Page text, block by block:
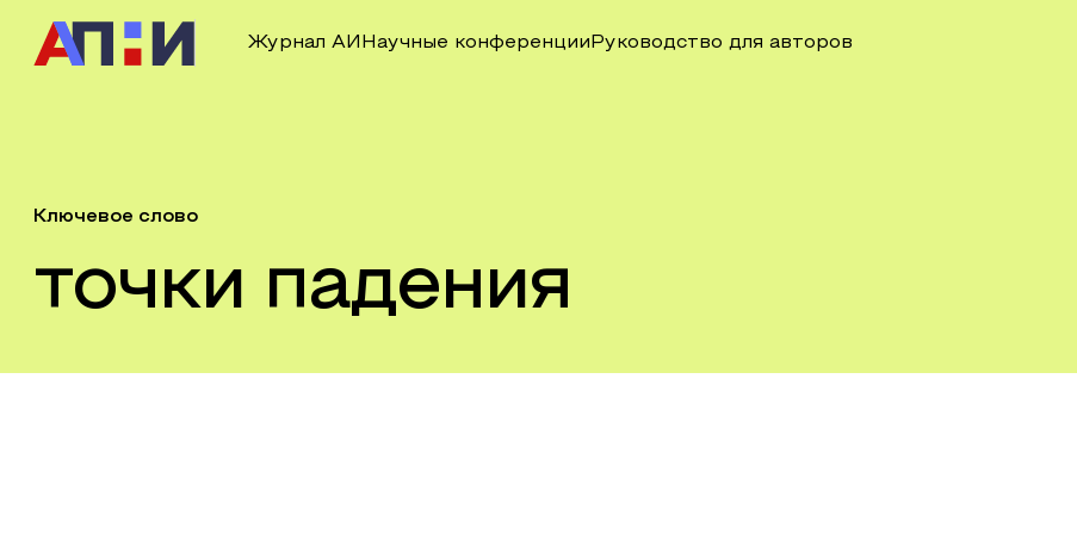
Журнал АИ Научные конференции Руководство для авторов
Ключевое слово
точки падения